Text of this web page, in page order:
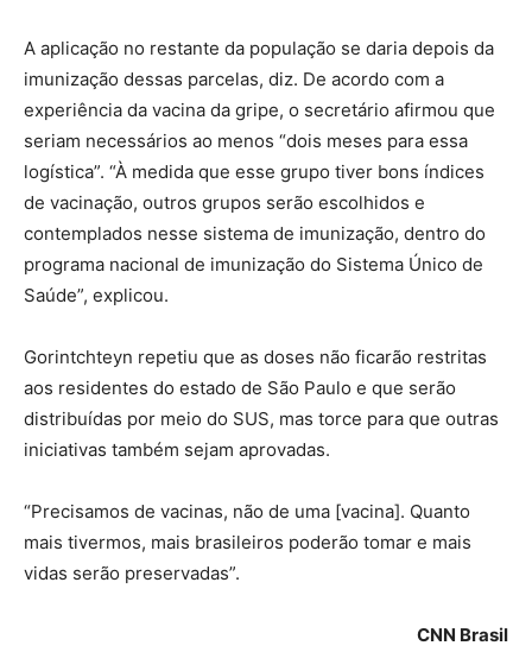
A aplicação no restante da população se daria depois da
imunização dessas parcelas, diz. De acordo com a
experiência da vacina da gripe, o secretário afirmou que
seriam necessários ao menos “dois meses para essa
logística”. “À medida que esse grupo tiver bons índices
de vacinação, outros grupos serão escolhidos e
contemplados nesse sistema de imunização, dentro do
programa nacional de imunização do Sistema Único de
Saúde”, explicou.
Gorintchteyn repetiu que as doses não ficarão restritas
aos residentes do estado de São Paulo e que serão
distribuídas por meio do SUS, mas torce para que outras
iniciativas também sejam aprovadas.
“Precisamos de vacinas, não de uma [vacina]. Quanto
mais tivermos, mais brasileiros poderão tomar e mais
vidas serão preservadas”.
CNN Brasil